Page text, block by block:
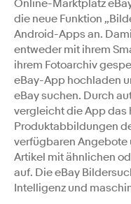
Online-Marktplatz
die neue Funktion
Android-Apps an.
entweder mit ihrem
ihrem Fotoarchiv
eBay-App hochladen
eBay suchen. Durch
vergleicht die App das
Produktabbildungen
verfügbaren Angebote
Artikel mit ähnlichen
auf. Die eBay
Intelligenz und